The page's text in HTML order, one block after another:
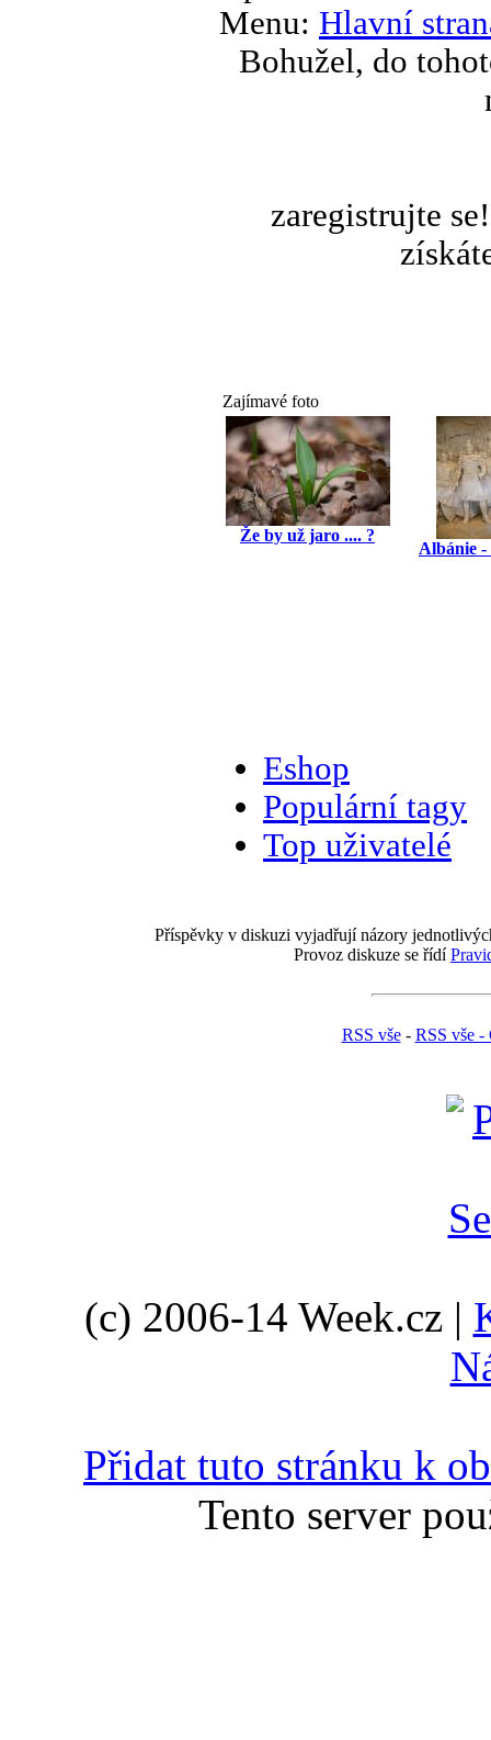
Menu: Hlavní
Bohužel, do
zaregistrujte
Zajímavé foto
Že by už jaro .... ?
Albánie
Eshop
Populární tagy
Top uživatelé
Příspěvky v diskuzi vyjadřují názory
Provoz diskuze se řídí
RSS vše- RSS vše -
(c) 2006-14 Week.cz |
Přidat tuto stránku k
Tento server